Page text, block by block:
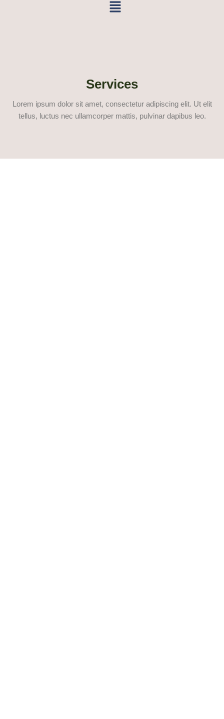
Services
Lorem ipsum dolor sit amet, consectetur adipiscing elit. Ut elit
tellus, luctus nec ullamcorper mattis, pulvinar dapibus leo.